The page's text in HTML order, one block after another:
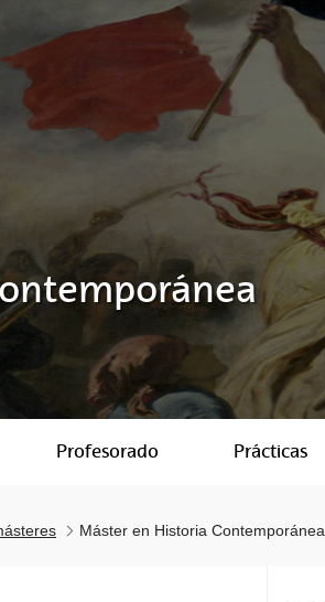
Profesorado Prácticas
Máster en Historia Contemporánea